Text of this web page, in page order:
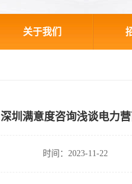
关于我们
深圳满意度咨询浅谈电力
时间：2023-11-22